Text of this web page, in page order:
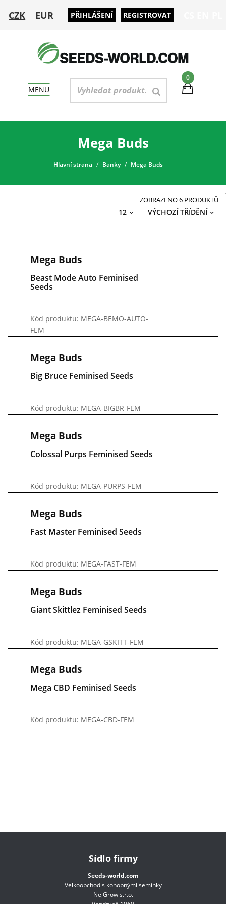
CZK EUR PŘIHLÁŠENÍ REGISTROVAT
0
MENU
Mega Buds
Hlavní strana Banky Mega Buds
ZOBRAZENO 6 PRODUKTŮ
VÝCHOZÍ TŘÍDĚNÍ
12
Mega Buds
Beast Mode Auto Feminised
Seeds
Kód produktu: MEGA-BEMO-AUTO-
FEM
Mega Buds
Big Bruce Feminised Seeds
Kód produktu: MEGA-BIGBR-FEM
Mega Buds
Colossal Purps Feminised Seeds
Kód produktu: MEGA-PURPS-FEM
Mega Buds
Fast Master Feminised Seeds
Kód produktu: MEGA-FAST-FEM
Mega Buds
Giant Skittlez Feminised Seeds
Kód produktu: MEGA-GSKITT-FEM
Mega Buds
Mega CBD Feminised Seeds
Kód produktu: MEGA-CBD-FEM
Sídlo firmy
Seeds-world.com
Velkoobchod s konopnými semínky
NejGrow s.r.o.